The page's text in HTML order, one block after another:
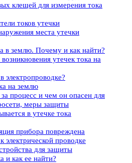
клещей для измерения тока
токов утечки
места утечки
в землю. Почему и как найти?
утечек тока на
электропроводке?
на землю
процесс и чем он опасен для
меры защиты
в утечке тока
прибора повреждена
электрической проводке
для защиты
и как ее найти?